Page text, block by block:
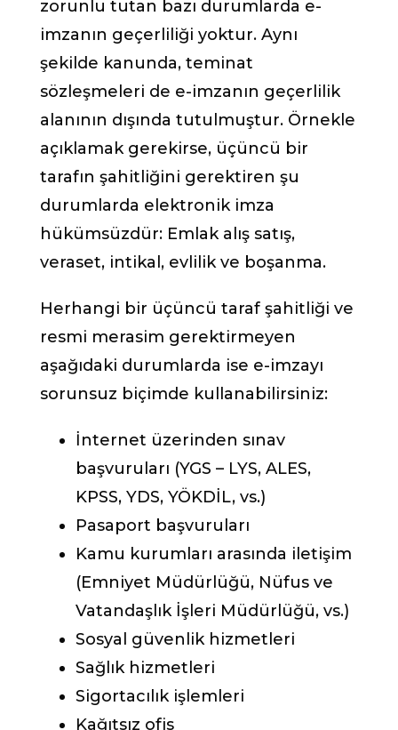
zorunlu tutan bazı durumlarda e-
imzanın geçerliliği yoktur. Aynı
şekilde kanunda, teminat
sözleşmeleri de e-imzanın geçerlilik
alanının dışında tutulmuştur. Örnekle
açıklamak gerekirse, üçüncü bir
tarafın şahitliğini gerektiren şu
durumlarda elektronik imza
hükümsüzdür: Emlak alış satış,
veraset, intikal, evlilik ve boşanma.
Herhangi bir üçüncü taraf şahitliği ve
resmi merasim gerektirmeyen
aşağıdaki durumlarda ise e-imzayı
sorunsuz biçimde kullanabilirsiniz:
İnternet üzerinden sınav
başvuruları (YGS – LYS, ALES,
KPSS, YDS, YÖKDİL, vs.)
Pasaport başvuruları
Kamu kurumları arasında iletişim
(Emniyet Müdürlüğü, Nüfus ve
Vatandaşlık İşleri Müdürlüğü, vs.)
Sosyal güvenlik hizmetleri
Sağlık hizmetleri
Sigortacılık işlemleri
Kağıtsız ofis